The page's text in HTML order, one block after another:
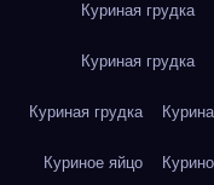
Куриная грудка
Куриная грудка
Куриная грудка
Куриное яйцо